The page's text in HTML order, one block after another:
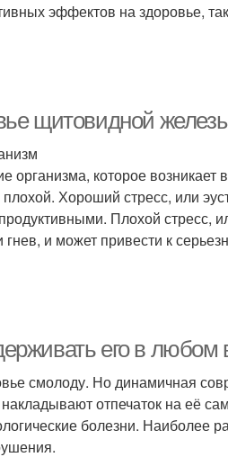
эффектов на здоровье,
щитовидной
организма, которое возникает
Хороший стресс, или
Плохой стресс,
гнев, и может привести к
его в любом
смолоду. Но динамичная
отпечаток на её
болезни. Наиболее